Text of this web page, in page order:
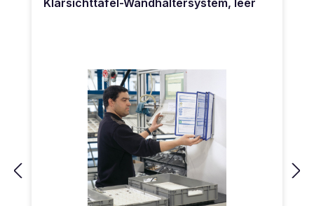
Klarsichttafel-Wandhaltersystem, leer